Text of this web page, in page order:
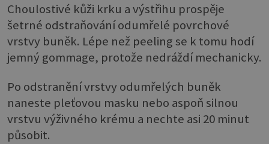
Choulostivé kůži krku a výstřihu prospěje
šetrné odstraňování odumřelé povrchové
vrstvy buněk. Lépe než peeling se k tomu hodí
jemný gommage, protože nedráždí mechanicky.
Po odstranění vrstvy odumřelých buněk
naneste pleťovou masku nebo aspoň silnou
vrstvu výživného krému a nechte asi 20 minut
působit.